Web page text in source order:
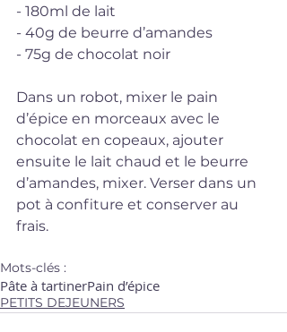
- 180ml de lait
- 40g de beurre d’amandes
- 75g de chocolat noir
Dans un robot, mixer le pain
d’épice en morceaux avec le
chocolat en copeaux, ajouter
ensuite le lait chaud et le beurre
d’amandes, mixer. Verser dans un
pot à confiture et conserver au
frais.
Mots-clés :
Pâte à tartinerPain d’épice
PETITS DEJEUNERS